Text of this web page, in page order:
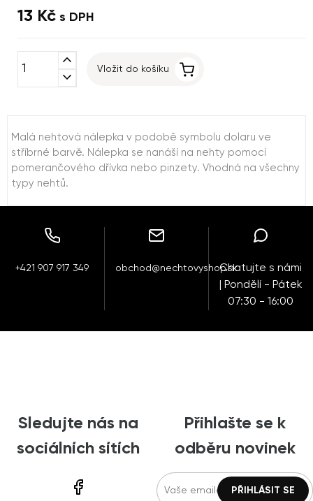
13 Kč s DPH
expand_less
expand_more
Vložit do košíku
Malá nehtová nálepka v podobě symbolu dolaru ve
stříbrné barvě. Nálepka se nanáší na nehty pomocí
pomerančového dřívka nebo pinzety. Vhodná na všechny
typy nehtů.
+421 907 917 349 obchod@nechtovyshop.skChatujte s námi
| Pondělí - Pátek
07:30 - 16:00
Sledujte nás na
sociálních sítích
Přihlašte se k
odběru novinek